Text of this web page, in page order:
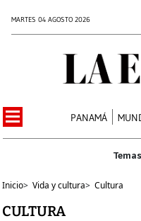
MARTES 04 AGOSTO 2026
PANAMÁ
Inicio> Vida y cultura> Cultura
CULTURA